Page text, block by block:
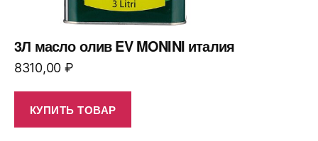
3Л масло олив EV MONINI италия
8310,00 ₽
КУПИТЬ ТОВАР